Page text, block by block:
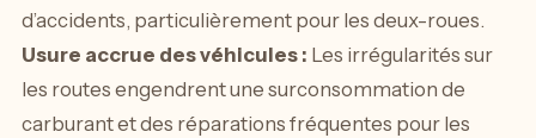
d’accidents, particulièrement pour les deux-roues.
Usure accrue des véhicules : Les irrégularités sur
les routes engendrent une surconsommation de
carburant et des réparations fréquentes pour les